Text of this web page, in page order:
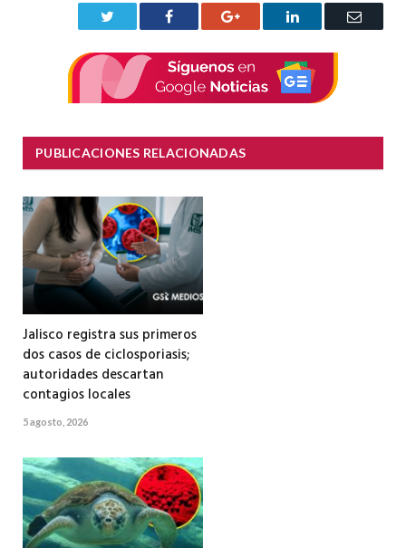
Facebook Google+ LinkedIn
Correo
PUBLICACIONES RELACIONADAS
Jalisco registra sus primeros
dos casos de ciclosporiasis;
autoridades descartan
contagios locales
5 agosto, 2026